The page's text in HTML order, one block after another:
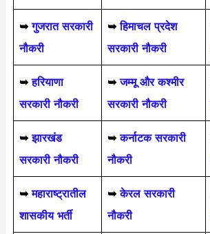
➥ गुजरात सरकारी
नौकरी
➥हिमाचल प्रदेश
सरकारी नौकरी
➥हरियाणा
सरकारी नौकरी
➥जम्मू और कश्मीर
सरकारी नौकरी
➥ झारखंड
सरकारी नौकरी
➥ कर्नाटक सरकारी
नौकरी
➥ महाराष्ट्रातील
शासकीय भर्ती
➥ केरल सरकारी
नौकरी